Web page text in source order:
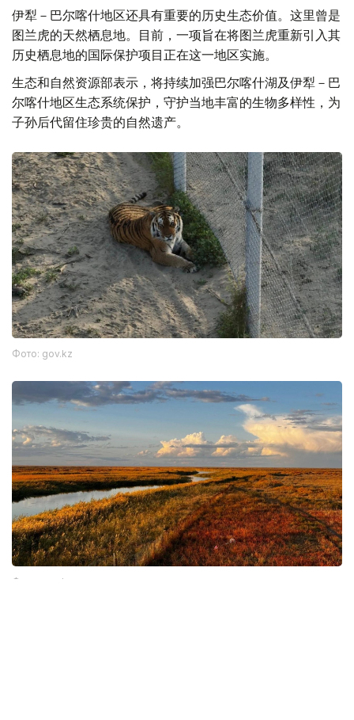
伊犁－巴尔喀什地区还具有重要的历史生态价值。这里曾是
图兰虎的天然栖息地。目前，一项旨在将图兰虎重新引入其
历史栖息地的国际保护项目正在这一地区实施。
生态和自然资源部表示，将持续加强巴尔喀什湖及伊犁－巴
尔喀什地区生态系统保护，守护当地丰富的生物多样性，为
子孙后代留住珍贵的自然遗产。
Фото: gov.kz
Фото: gov.kz